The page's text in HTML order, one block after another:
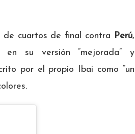
cuartos de final contra Perú,
su versión “mejorada” y
por el propio Ibai como “un